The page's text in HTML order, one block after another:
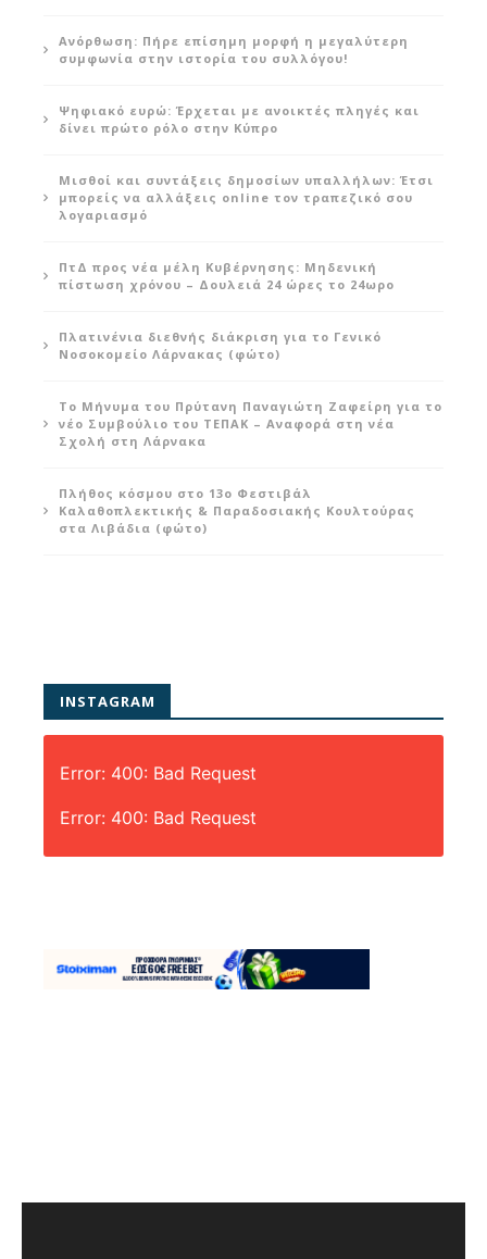
Ανόρθωση: Πήρε επίσημη μορφή η μεγαλύτερη
συμφωνία στην ιστορία του συλλόγου!
Ψηφιακό ευρώ: Έρχεται με ανοικτές πληγές και
δίνει πρώτο ρόλο στην Κύπρο
Μισθοί και συντάξεις δημοσίων υπαλλήλων: Έτσι
μπορείς να αλλάξεις online τον τραπεζικό σου
λογαριασμό
ΠτΔ προς νέα μέλη Κυβέρνησης: Μηδενική
πίστωση χρόνου – Δουλειά 24 ώρες το 24ωρο
Πλατινένια διεθνής διάκριση για το Γενικό
Νοσοκομείο Λάρνακας (φώτο)
Το Μήνυμα του Πρύτανη Παναγιώτη Ζαφείρη για το
νέο Συμβούλιο του ΤΕΠΑΚ – Αναφορά στη νέα
Σχολή στη Λάρνακα
Πλήθος κόσμου στο 13ο Φεστιβάλ
Καλαθοπλεκτικής & Παραδοσιακής Κουλτούρας
στα Λιβάδια (φώτο)
INSTAGRAM
Error: 400: Bad Request
Error: 400: Bad Request